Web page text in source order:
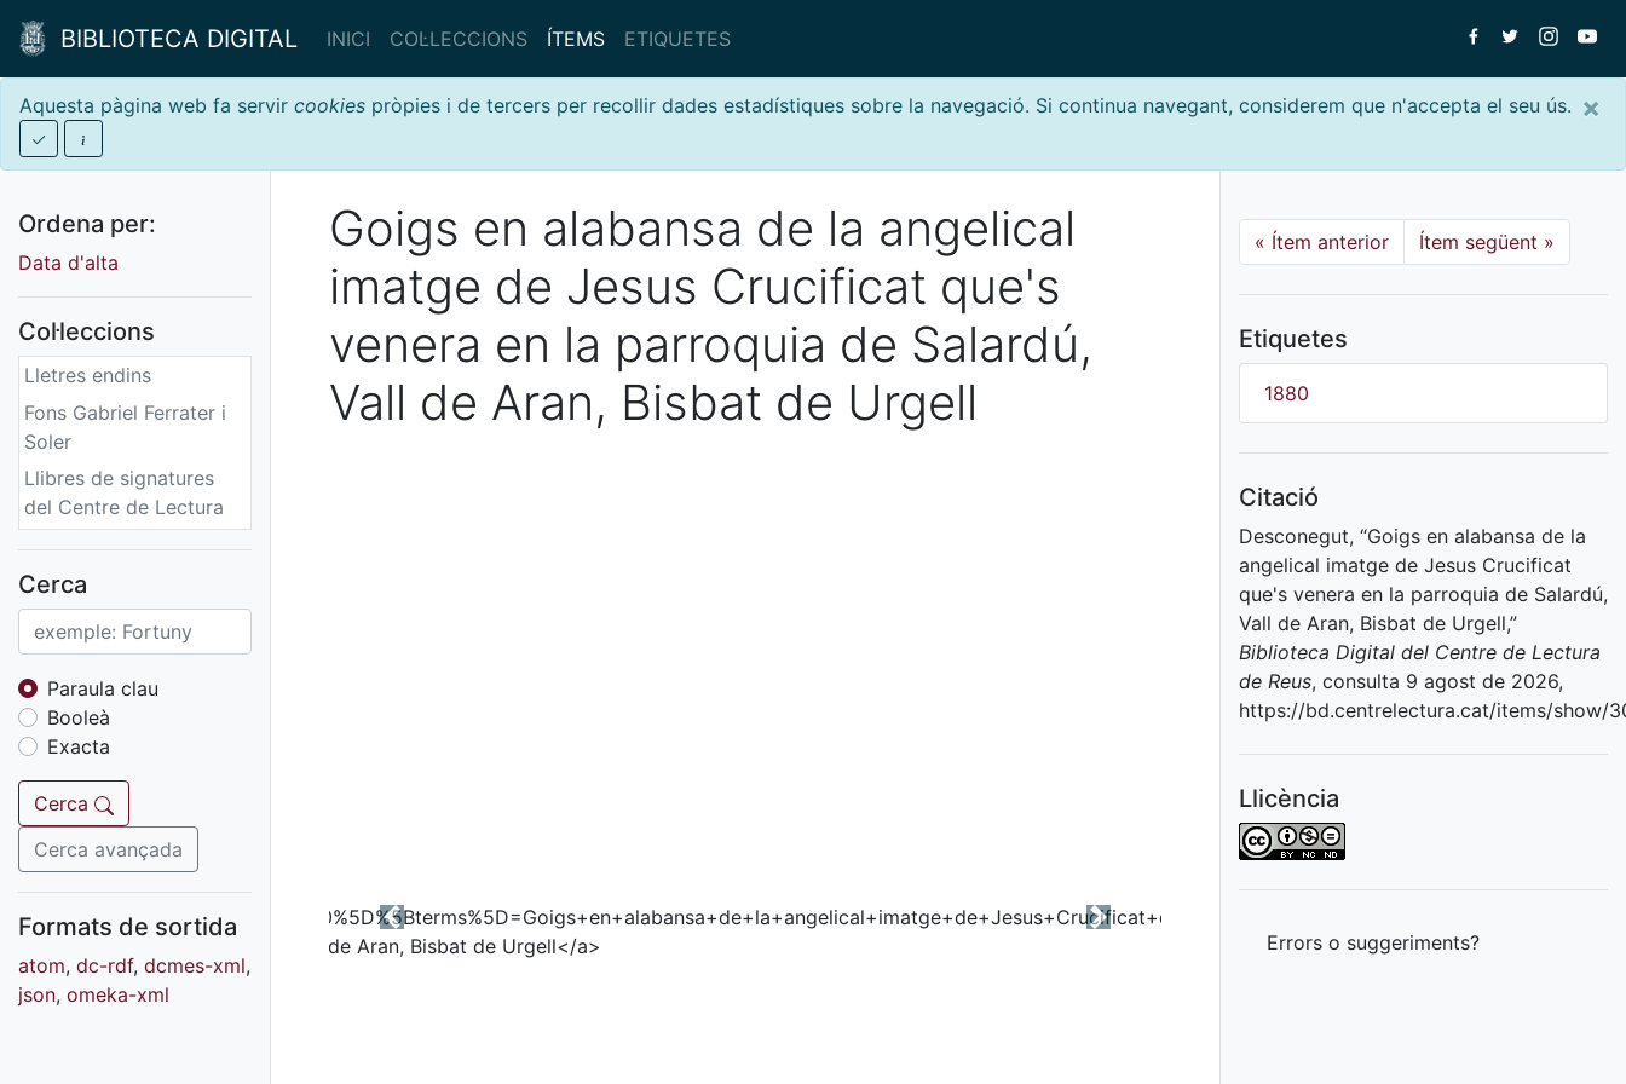
BIBLIOTECA DIGITAL INICI COL·LECCIONS ÍTEMS ETIQUETES
×
Aquesta pàgina web fa servir cookies pròpies i de tercers per recollir dades estadístiques sobre la navegació. Si continua navegant, considerem que n'accepta el seu ús.
Ordena per:
Data d'alta
Col·leccions
Lletres endins
Fons Gabriel Ferrater i
Soler
Llibres de signatures
del Centre de Lectura
Fons sonor de Ràdio
Reus
Cartells
Fons audiovisual
Fons local
Fons sonor
Goigs
Fons fotogràfic
Fons d'art
Cerca
Paraula clau
Booleà
Exacta
Cerca
Cerca avançada
Formats de sortida
atom, dc-rdf, dcmes-xml,
json, omeka-xml
Goigs en alabansa de la angelical
imatge de Jesus Crucificat que's
venera en la parroquia de Salardú,
Vall de Aran, Bisbat de Urgell
Previous Next
« Ítem anterior Ítem següent »
Etiquetes
1880
Citació
Desconegut, “Goigs en alabansa de la
angelical imatge de Jesus Crucificat
que's venera en la parroquia de Salardú,
Vall de Aran, Bisbat de Urgell,”
Biblioteca Digital del Centre de Lectura
de Reus, consulta 9 agost de 2026,
https://bd.centrelectura.cat/items/show/
Llicència
Errors o suggeriments?